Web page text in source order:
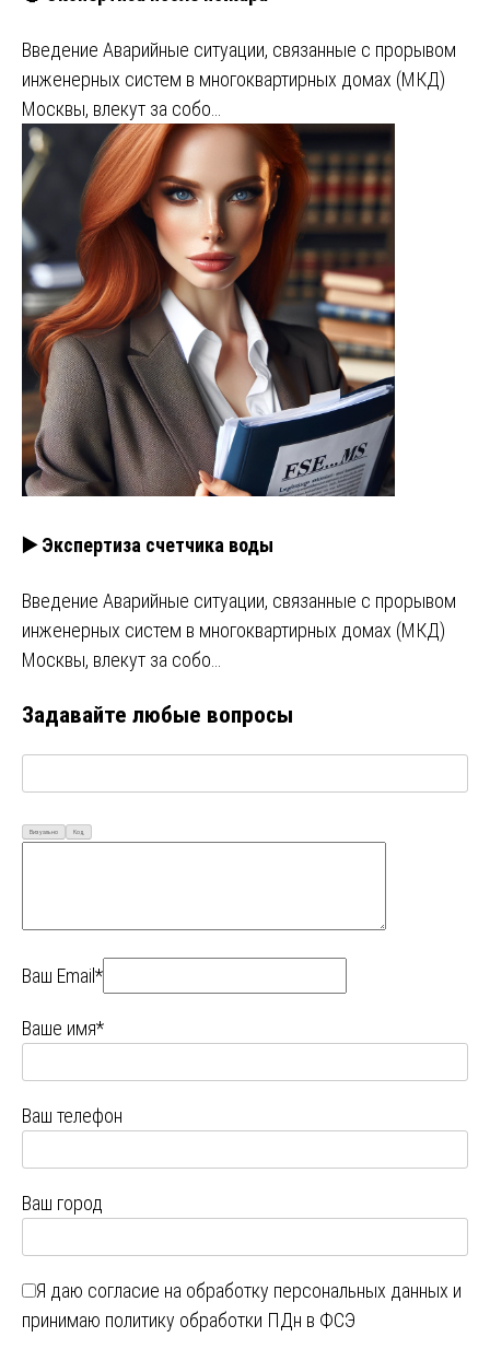
Введение Аварийные ситуации, связанные с прорывом
инженерных систем в многоквартирных домах (МКД)
Москвы, влекут за собо…
▶️ Экспертиза счетчика воды
Введение Аварийные ситуации, связанные с прорывом
инженерных систем в многоквартирных домах (МКД)
Москвы, влекут за собо…
Задавайте любые вопросы
Визуально Код
Ваш Email*
Ваше имя*
Ваш телефон
Ваш город
Я даю согласие на обработку персональных данных и
принимаю политику обработки ПДн в ФСЭ